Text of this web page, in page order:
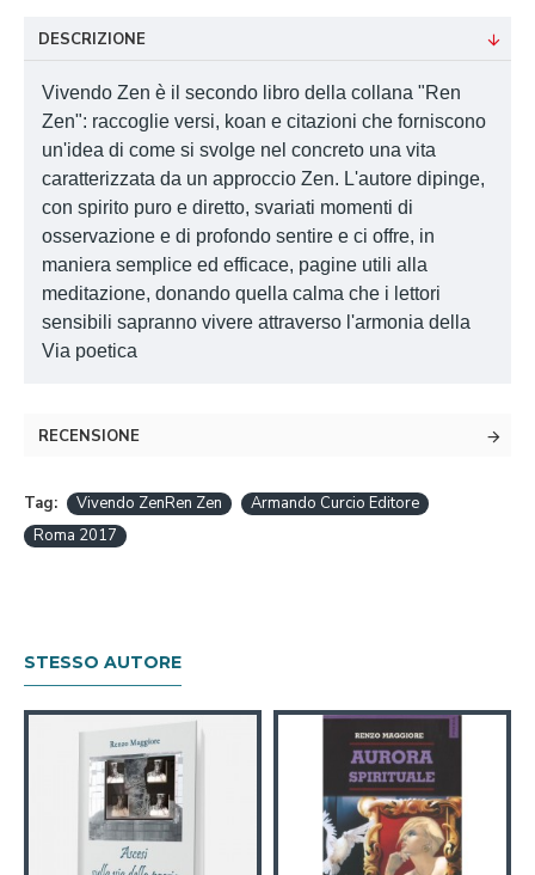
DESCRIZIONE
Vivendo Zen è il secondo libro della collana "Ren
Zen": raccoglie versi, koan e citazioni che forniscono
un'idea di come si svolge nel concreto una vita
caratterizzata da un approccio Zen. L'autore dipinge,
con spirito puro e diretto, svariati momenti di
osservazione e di profondo sentire e ci offre, in
maniera semplice ed efficace, pagine utili alla
meditazione, donando quella calma che i lettori
sensibili sapranno vivere attraverso l'armonia della
Via poetica
RECENSIONE
Tag: Vivendo ZenRen Zen
Armando Curcio Editore
Roma 2017
STESSO AUTORE